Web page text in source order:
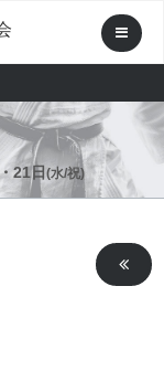
21日(水/祝)